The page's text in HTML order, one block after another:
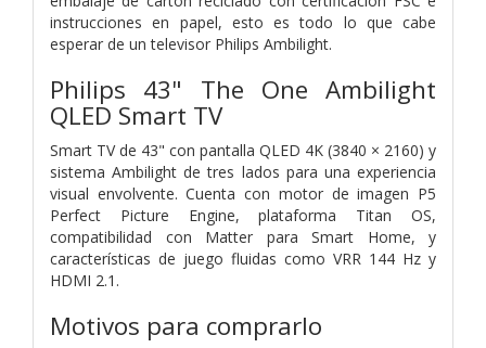
instrucciones en papel, esto es todo lo que cabe
esperar de un televisor Philips Ambilight.
Philips 43" The One Ambilight
QLED Smart TV
Smart TV de 43" con pantalla QLED 4K (3840 × 2160) y
sistema Ambilight de tres lados para una experiencia
visual envolvente. Cuenta con motor de imagen P5
Perfect Picture Engine, plataforma Titan OS,
compatibilidad con Matter para Smart Home, y
características de juego fluidas como VRR 144 Hz y
HDMI 2.1.
Motivos para comprarlo